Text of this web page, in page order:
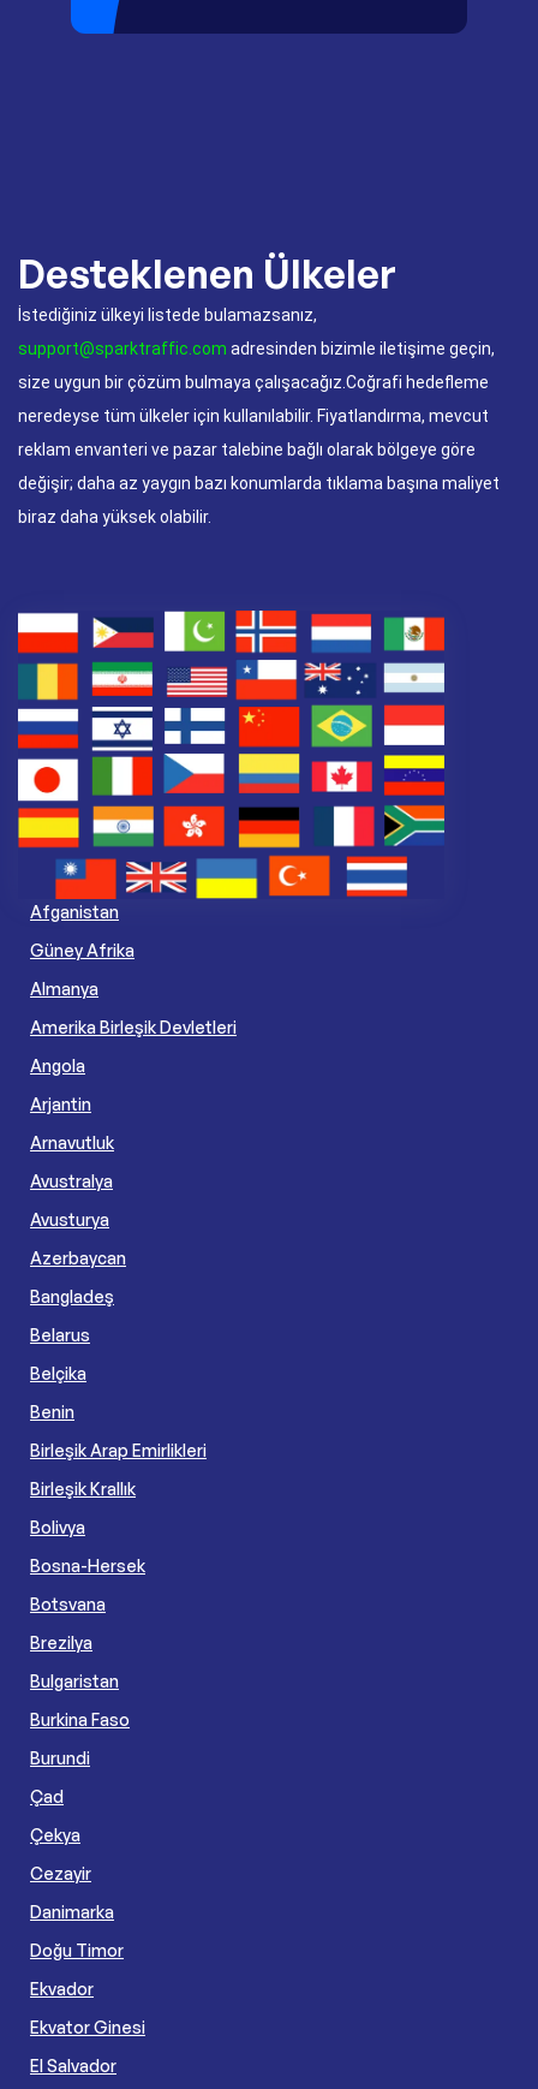
Desteklenen Ülkeler
İstediğiniz ülkeyi listede bulamazsanız,
support@sparktraffic.com adresinden bizimle iletişime geçin,
size uygun bir çözüm bulmaya çalışacağız.Coğrafi hedefleme
neredeyse tüm ülkeler için kullanılabilir. Fiyatlandırma, mevcut
reklam envanteri ve pazar talebine bağlı olarak bölgeye göre
değişir; daha az yaygın bazı konumlarda tıklama başına maliyet
biraz daha yüksek olabilir.
Afganistan
Güney Afrika
Almanya
Amerika Birleşik Devletleri
Angola
Arjantin
Arnavutluk
Avustralya
Avusturya
Azerbaycan
Bangladeş
Belarus
Belçika
Benin
Birleşik Arap Emirlikleri
Birleşik Krallık
Bolivya
Bosna-Hersek
Botsvana
Brezilya
Bulgaristan
Burkina Faso
Burundi
Çad
Çekya
Cezayir
Danimarka
Doğu Timor
Ekvador
Ekvator Ginesi
El Salvador